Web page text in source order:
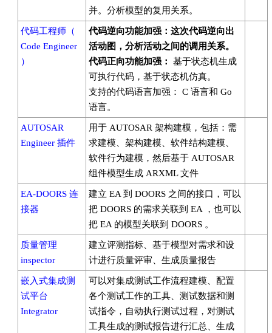
并。分析模型的复用关系。
代码工程师（
Code Engineer
）
代码逆向功能加强：这次代码逆向出
活动图，分析活动之间的调用关系。
代码正向功能加强： 基于状态机生成
可执行代码，基于状态机仿真。
支持的代码语言加强： C 语言和 Go
语言。
AUTOSAR
Engineer 插件
用于 AUTOSAR 架构建模，包括：需
求建模、架构建模、软件结构建模、
软件行为建模，然后基于 AUTOSAR
组件模型生成 ARXML 文件
EA-DOORS 连
接器
建立 EA 到 DOORS 之间的接口，可以
把 DOORS 的需求关联到 EA ，也可以
把 EA 的模型关联到 DOORS 。
质量管理
inspector
建立评测指标、基于模型对需求和设
计进行质量评审、生成质量报告
嵌入式集成测
试平台
Integrator
可以对集成测试工作流程建模、配置
各个测试工作的工具、测试数据和测
试指令，自动执行测试过程，对测试
工具生成的测试报告进行汇总、生成